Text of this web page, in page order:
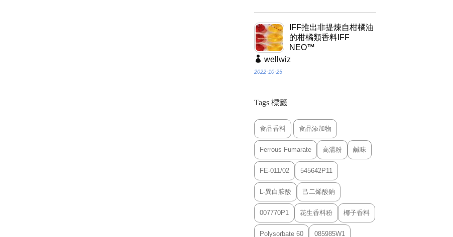
IFF推出非提煉自柑橘油
的柑橘類香料IFF
NEO™
wellwiz
2022-10-25
Tags 標籤
食品香料 食品添加物
Ferrous Fumarate 高湯粉 鹹味
FE-011/02 545642P11
L-異白胺酸 己二烯酸鈉
007770P1 花生香料粉 椰子香料
Polysorbate 60 085985W1